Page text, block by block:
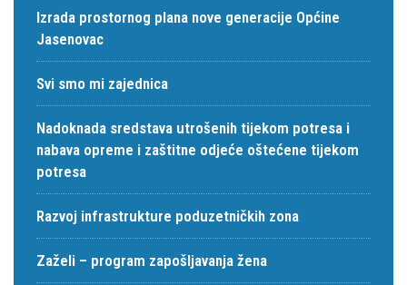
Izrada prostornog plana nove generacije Općine
Jasenovac
Svi smo mi zajednica
Nadoknada sredstava utrošenih tijekom potresa i
nabava opreme i zaštitne odjeće oštećene tijekom
potresa
Razvoj infrastrukture poduzetničkih zona
Zaželi – program zapošljavanja žena